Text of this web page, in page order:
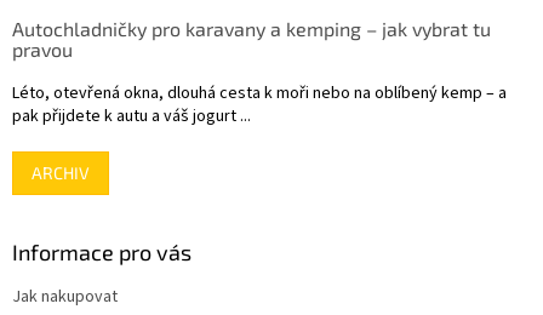
Autochladničky pro karavany a kemping – jak vybrat tu
pravou
Léto, otevřená okna, dlouhá cesta k moři nebo na oblíbený kemp – a
pak přijdete k autu a váš jogurt ...
ARCHIV
Informace pro vás
Jak nakupovat